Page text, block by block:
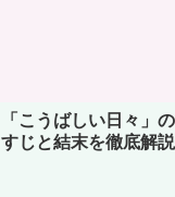
「こうばしい日々」
すじと結末を徹底解